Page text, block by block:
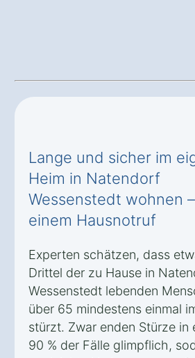
Lange und sicher im
Heim in Natendorf
Wessenstedt wohnen
einem Hausnotruf
Experten schätzen, dass
Drittel der zu Hause in
Wessenstedt lebenden
über 65 mindestens einmal
stürzt. Zwar enden Stürze in
90 % der Fälle glimpflich,